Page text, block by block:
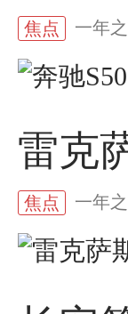
焦点 一年
雷克
焦点 一年